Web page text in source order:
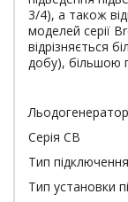
3/4), а також
моделей серії
відрізняється
добу), більшою
Серія СB
Тип
Тип установки